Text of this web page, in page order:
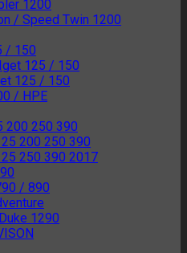
1200
/ Speed Twin 1200
/ 150
125 / 150
125 / 150
/ HPE
200 250 390
200 250 390
250 390 2017
/ 890
1290